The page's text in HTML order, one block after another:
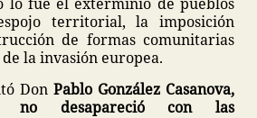
territorial, la imposición
de formas comunitarias
la invasión europea.
Don Pablo González Casanova,
no desapareció con las